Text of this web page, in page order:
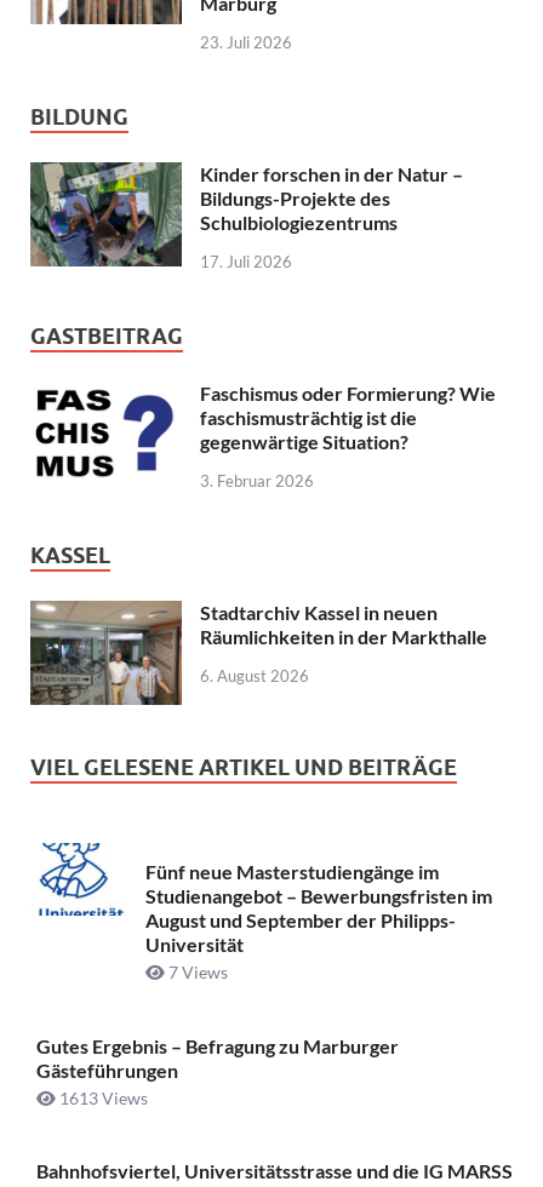
23. Juli 2026
BILDUNG
Kinder forschen in der Natur –
Bildungs-Projekte des
Schulbiologiezentrums
17. Juli 2026
GASTBEITRAG
Faschismus oder Formierung? Wie
faschismusträchtig ist die
gegenwärtige Situation?
3. Februar 2026
KASSEL
Stadtarchiv Kassel in neuen
Räumlichkeiten in der Markthalle
6. August 2026
VIEL GELESENE ARTIKEL UND BEITRÄGE
Fünf neue Masterstudiengänge im
Studienangebot – Bewerbungsfristen im
August und September der Philipps-
Universität
7 Views
Gutes Ergebnis – Befragung zu Marburger
Gästeführungen
1613 Views
Bahnhofsviertel, Universitätsstrasse und die IG MARSS